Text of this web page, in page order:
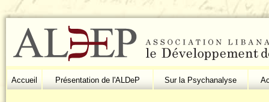
Accueil Présentation de l'ALDeP Sur la Psychanalyse